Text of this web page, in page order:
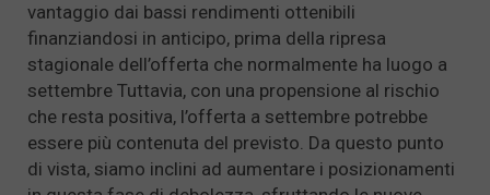
vantaggio dai bassi rendimenti ottenibili
finanziandosi in anticipo, prima della ripresa
stagionale dell’offerta che normalmente ha luogo a
settembre Tuttavia, con una propensione al rischio
che resta positiva, l’offerta a settembre potrebbe
essere più contenuta del previsto. Da questo punto
di vista, siamo inclini ad aumentare i posizionamenti